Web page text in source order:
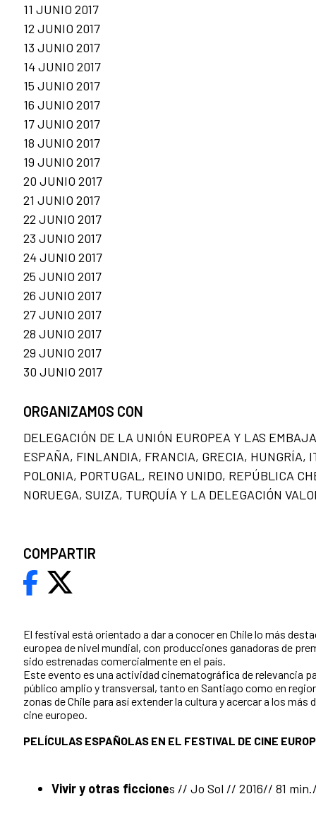
El festival está orientado a dar a conocer en Chile lo más
europea de nivel mundial, con producciones ganadoras de
sido estrenadas comercialmente en el país.
Este evento es una actividad cinematográfica de relevancia
público amplio y transversal, tanto en Santiago como en
zonas de Chile para así extender la cultura y acercar a los
cine europeo.
PELÍCULAS ESPAÑOLAS EN EL FESTIVAL DE CINE
Vivir y otras ficciones // Jo Sol // 2016// 81
11 JUNIO 2017
12 JUNIO 2017
13 JUNIO 2017
14 JUNIO 2017
15 JUNIO 2017
16 JUNIO 2017
17 JUNIO 2017
18 JUNIO 2017
19 JUNIO 2017
20 JUNIO 2017
21 JUNIO 2017
22 JUNIO 2017
23 JUNIO 2017
24 JUNIO 2017
25 JUNIO 2017
26 JUNIO 2017
27 JUNIO 2017
28 JUNIO 2017
29 JUNIO 2017
30 JUNIO 2017
ORGANIZAMOS CON
DELEGACIÓN DE LA UNIÓN EUROPEA Y LAS
ESPAÑA, FINLANDIA, FRANCIA, GRECIA, HUNGRÍA,
POLONIA, PORTUGAL, REINO UNIDO, REPÚBLICA
NORUEGA, SUIZA, TURQUÍA Y LA DELEGACIÓN
COMPARTIR